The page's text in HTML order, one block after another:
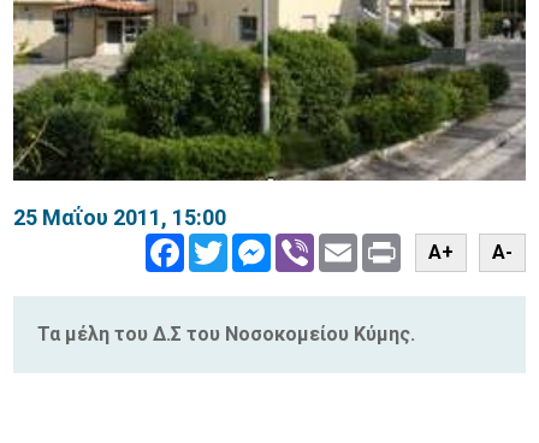
25 Μαΐου 2011, 15:00
FacebookTwitterMessenger
Viber Email PrintA+ A-
Τα μέλη του Δ.Σ του Νοσοκομείου Κύμης.